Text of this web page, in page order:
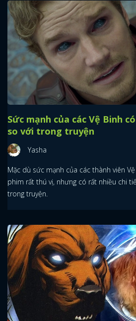
Sức mạnh của các Vệ Binh
so với trong truyện
Yasha
Mặc dù sức mạnh của các thành viên
phim rất thú vị, nhưng có rất nhiều chi
trong truyện.